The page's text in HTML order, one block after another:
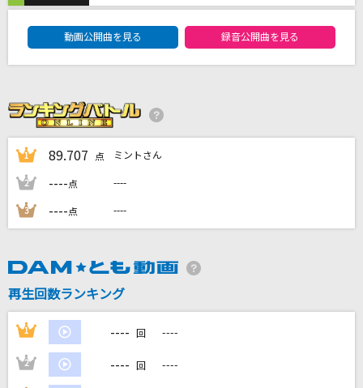
花の塔
さユり
ケセラセラ
Mrs. GREEN APPLE
忘れじの言の葉
未来古代楽団 feat. 安次嶺希和子
[生音]サザン・ウインド
VALENTI
BoA
動画公開曲を見る 録音公開曲を見る
1 89.707 点 ミントさん
2 ----点 ----
3 ----点 ----
再生回数ランキング
1 ---- 回 ----
2 ---- 回 ----